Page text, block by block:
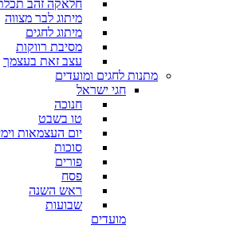
חלאקה זהב
מיתוג לבר מצווה
מיתוג לחגים
מסיבת רווקות
עצב זאת בעצמך
מתנות לחגים ומועדים
חגי ישראל
חנוכה
טו בשבט
יום העצמאות
סוכות
פורים
פסח
ראש השנה
שבועות
מועדים